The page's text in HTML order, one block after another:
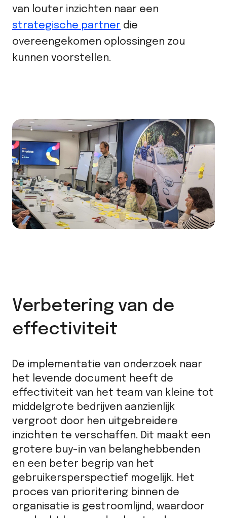
van louter inzichten naar een
strategische partner die
overeengekomen oplossingen zou
kunnen voorstellen.
Verbetering van de
effectiviteit
De implementatie van onderzoek naar
het levende document heeft de
effectiviteit van het team van kleine tot
middelgrote bedrijven aanzienlijk
vergroot door hen uitgebreidere
inzichten te verschaffen. Dit maakt een
grotere buy-in van belanghebbenden
en een beter begrip van het
gebruikersperspectief mogelijk. Het
proces van prioritering binnen de
organisatie is gestroomlijnd, waardoor